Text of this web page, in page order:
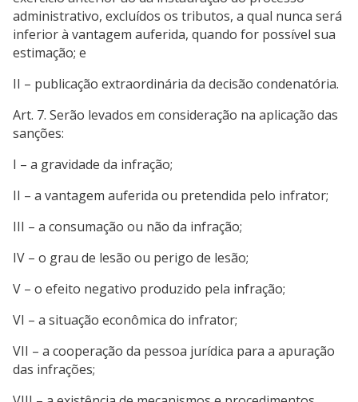
administrativo, excluídos os tributos, a qual nunca será
inferior à vantagem auferida, quando for possível sua
estimação; e
II – publicação extraordinária da decisão condenatória.
Art. 7. Serão levados em consideração na aplicação das
sanções:
I – a gravidade da infração;
II – a vantagem auferida ou pretendida pelo infrator;
III – a consumação ou não da infração;
IV – o grau de lesão ou perigo de lesão;
V – o efeito negativo produzido pela infração;
VI – a situação econômica do infrator;
VII – a cooperação da pessoa jurídica para a apuração
das infrações;